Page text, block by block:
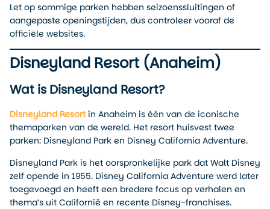
Let op sommige parken hebben seizoenssluitingen of
aangepaste openingstijden, dus controleer vooraf de
officiële websites.
Disneyland Resort (Anaheim)
Wat is Disneyland Resort?
Disneyland Resortin Anaheim is één van de iconische
themaparken van de wereld. Het resort huisvest twee
parken: Disneyland Park en Disney California Adventure.
Disneyland Park is het oorspronkelijke park dat Walt Disney
zelf opende in 1955. Disney California Adventure werd later
toegevoegd en heeft een bredere focus op verhalen en
thema’s uit Californië en recente Disney-franchises.